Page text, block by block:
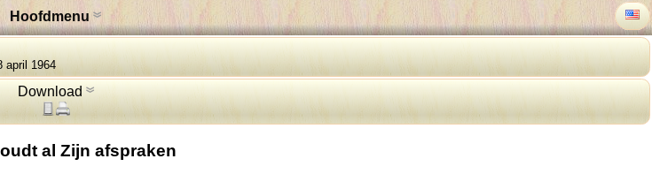
Hoofdmenu
april 1964
Download
al Zijn afspraken